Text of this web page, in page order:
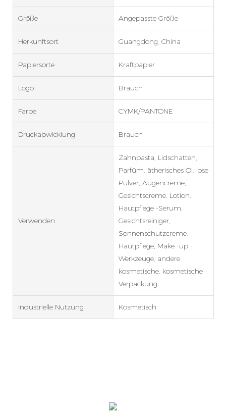
Größe Angepasste Größe
Herkunftsort Guangdong, China
Papiersorte Kraftpapier
Logo Brauch
Farbe CYMK/PANTONE
Druckabwicklung Brauch
Verwenden
Zahnpasta, Lidschatten,
Parfüm, ätherisches Öl, lose
Pulver, Augencreme,
Gesichtscreme, Lotion,
Hautpflege -Serum,
Gesichtsreiniger,
Sonnenschutzcreme,
Hautpflege, Make -up -
Werkzeuge, andere
kosmetische, kosmetische
Verpackung
Industrielle Nutzung Kosmetisch